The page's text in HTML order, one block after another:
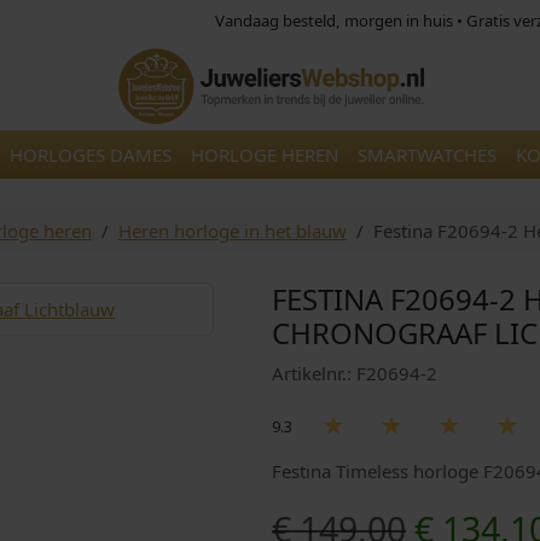
Vandaag besteld, morgen in huis • Gratis
HORLOGES DAMES HORLOGE HEREN SMARTWATCHES
heren Heren horloge in het blauw Festina F20694-2
FESTINA F20694-2
CHRONOGRAAF
Artikelnr.: F20694-2
9.3
Festina Timeless horloge
€149,00 O
€